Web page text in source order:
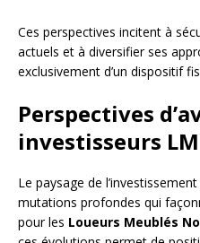
Ces perspectives incitent à
actuels et à diversifier ses
exclusivement d’un dispositif
Perspectives
investisseurs
Le paysage de
mutations profondes qui
pour les Loueurs Meublés